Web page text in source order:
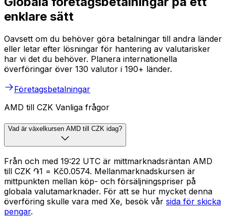
enklare sätt
Oavsett om du behöver göra betalningar till andra länder
eller letar efter lösningar för hantering av valutarisker
har vi det du behöver. Planera internationella
överföringar över 130 valutor i 190+ länder.
Företagsbetalningar
AMD till CZK Vanliga frågor
Vad är växelkursen AMD till CZK idag?
Från och med 19:22 UTC är mittmarknadsräntan AMD
till CZK ֏1 = Kč0.0574. Mellanmarknadskursen är
mittpunkten mellan köp- och försäljningspriser på
globala valutamarknader. För att se hur mycket denna
överföring skulle vara med Xe, besök vår sida för skicka
pengar.